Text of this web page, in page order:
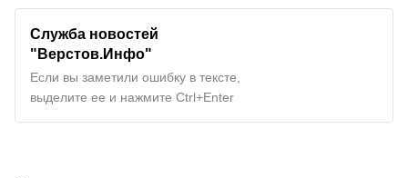
Служба новостей
"Верстов.Инфо"
Если вы заметили ошибку в тексте,
выделите ее и нажмите Ctrl+Enter